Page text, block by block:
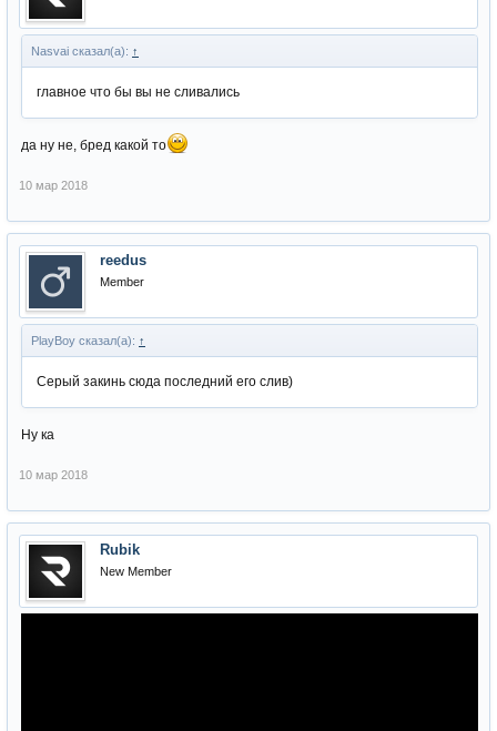
Nasvai сказал(а): ↑
главное что бы вы не сливались
да ну не, бред какой то
10 мар 2018
reedus
Member
PlayBoy сказал(а): ↑
Серый закинь сюда последний его слив)
Ну ка
10 мар 2018
Rubik
New Member